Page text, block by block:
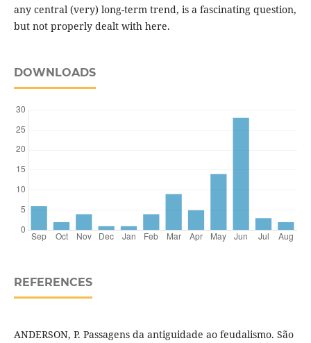
any central (very) long-term trend, is a fascinating question,
but not properly dealt with here.
DOWNLOADS
REFERENCES
ANDERSON, P. Passagens da antiguidade ao feudalismo. São